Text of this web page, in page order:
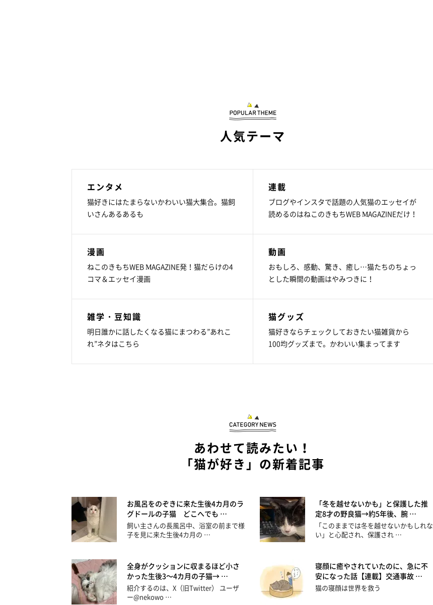
人気テーマ
エンタメ
猫好きにはたまらないかわいい猫大集合。猫飼
いさんあるあるも
連載
ブログやインスタで話題の人気猫のエッセイが
読めるのはねこのきもちWEB MAGAZINEだけ！
漫画
ねこのきもちWEB MAGAZINE発！猫だらけの4
コマ＆エッセイ漫画
動画
おもしろ、感動、驚き、癒し…猫たちのちょっ
とした瞬間の動画はやみつきに！
雑学・豆知識
明日誰かに話したくなる猫にまつわる”あれこ
れ”ネタはこちら
猫グッズ
猫好きならチェックしておきたい猫雑貨から
100均グッズまで。かわいい集まってます
あわせて読みたい！
「猫が好き」の新着記事
お風呂をのぞきに来た生後4カ月のラ
グドールの子猫 どこへでも …
飼い主さんの長風呂中、浴室の前まで様
子を見に来た生後4カ月の …
「冬を越せないかも」と保護した推
定8才の野良猫→約5年後、腕 …
「このままでは冬を越せないかもしれな
い」と心配され、保護され …
全身がクッションに収まるほど小さ
かった生後3～4カ月の子猫→ …
紹介するのは、X（旧Twitter） ユーザ
ー@nekowo …
寝顔に癒やされていたのに、急に不
安になった話【連載】交通事故 …
猫の寝顔は世界を救う